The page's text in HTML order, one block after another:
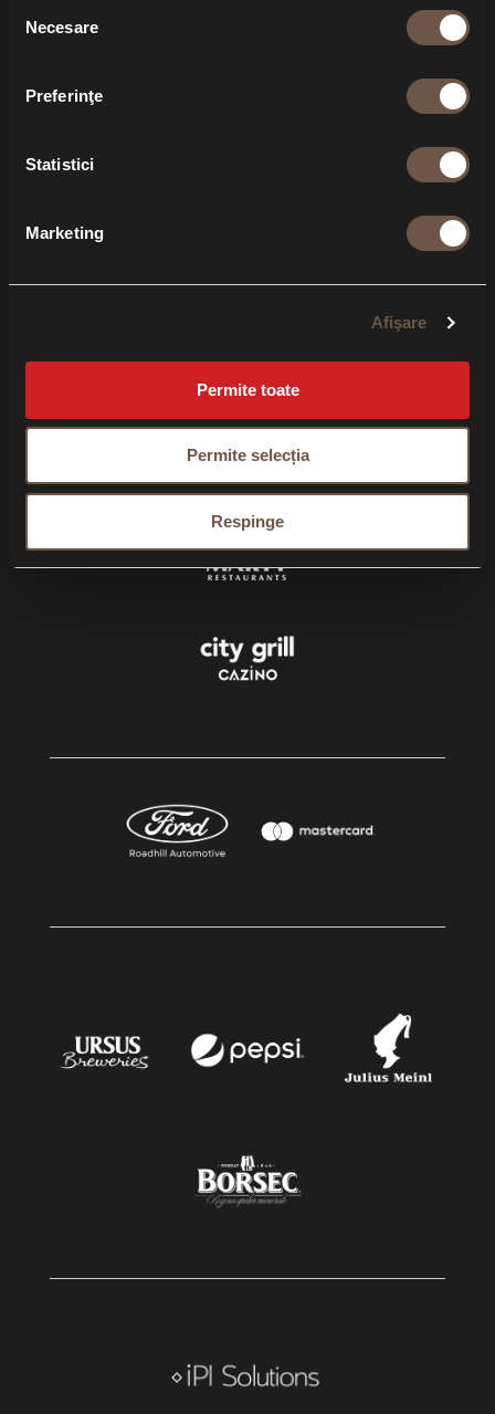
consimțământului
Necesare
Preferinţe
Statistici
Marketing
Afişare
Permite toate
Permite selecția
Respinge